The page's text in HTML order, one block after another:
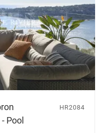
Pool
HR2084